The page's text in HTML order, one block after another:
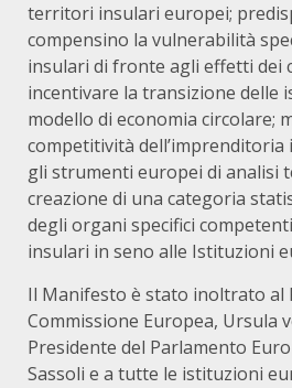
territori insulari europei;
compensino la vulnerabilità
insulari di fronte agli effetti dei
incentivare la transizione delle
modello di economia circolare;
competitività
gli strumenti europei di analisi
creazione di una categoria
degli organi specifici
insulari in seno alle Istituzioni
Il Manifesto è stato inoltrato al
Commissione Europea, Ursula
Presidente del Parlamento
Sassoli e a tutte le istituzioni